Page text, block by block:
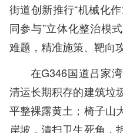
街道创新推行“机械化
同参与”立体化整治模
难题，精准施策、靶向
在G346国道吕家
清运长期积存的建筑垃
平整裸露黄土；椅子山
岸坡，清扫卫生死角，